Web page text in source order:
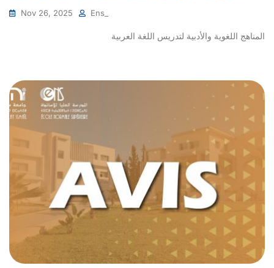
Nov 26, 2025 Ens_
المناهج اللغوية والأدبية لتدريس اللغة العربية